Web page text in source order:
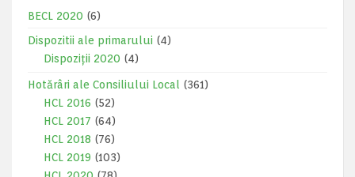
BECL 2020 (6)
Dispozitii ale primarului (4)
Dispoziții 2020 (4)
Hotărâri ale Consiliului Local
(361)
HCL 2016 (52)
HCL 2017 (64)
HCL 2018 (76)
HCL 2019 (103)